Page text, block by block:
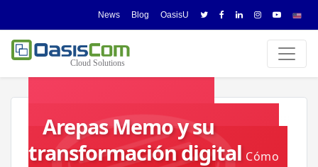
News Blog OasisU
Arepas Memo y su
transformación digital Cómo